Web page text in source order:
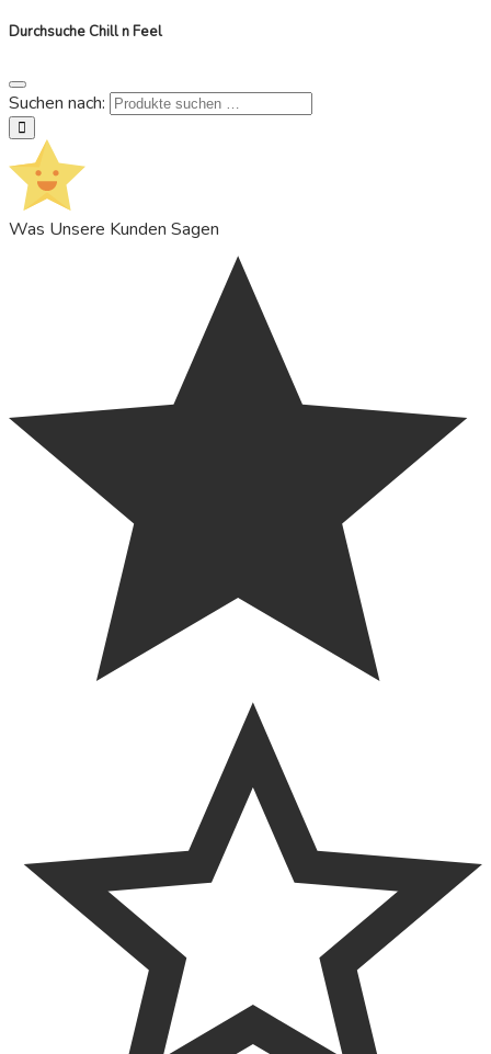
Durchsuche Chill n Feel
Suchen nach:
suchen
Was Unsere Kunden Sagen